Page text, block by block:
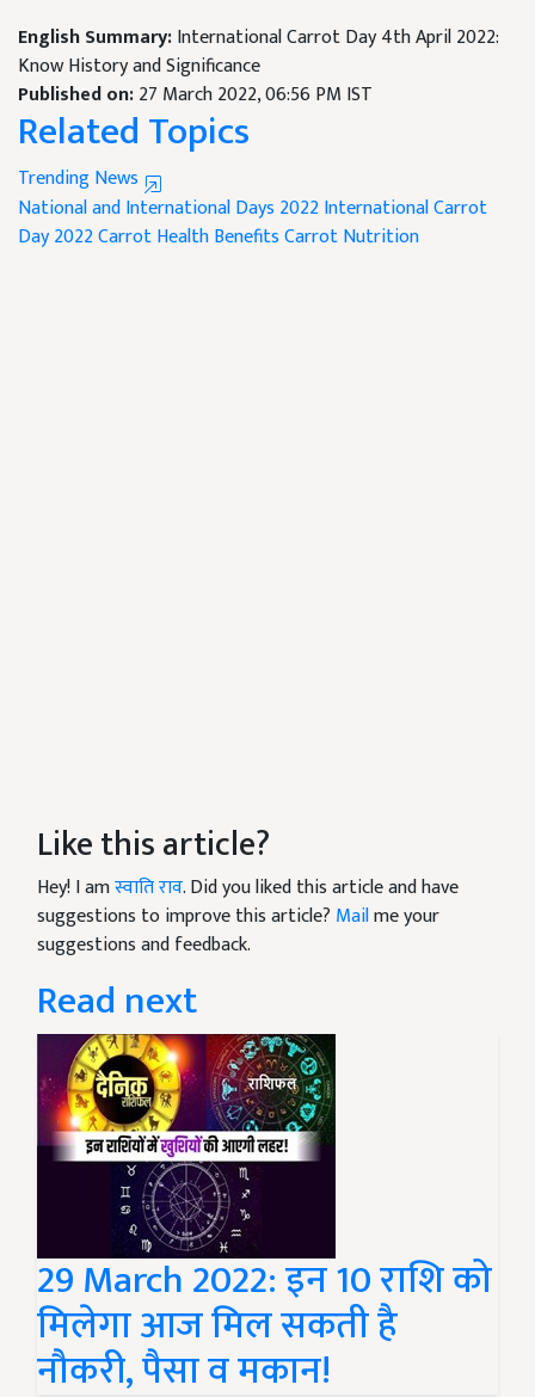
English Summary:International Carrot Day 4th April 2022:
Know History and Significance
Published on:27 March 2022, 06:56 PM IST
Related Topics
Trending News
National and International Days 2022International Carrot
Day 2022Carrot Health BenefitsCarrot Nutrition
Like this article?
Hey! I amस्वाति राव. Did you liked this article and have
suggestions to improve this article? Mailme your
suggestions and feedback.
Read next
29 March 2022: इन 10 राशि को
मिलेगा आज मिल सकती है
नौकरी, पैसा व मकान!